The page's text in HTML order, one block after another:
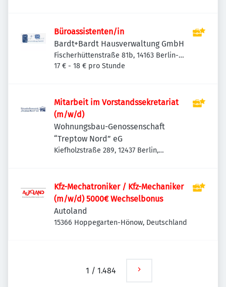
Büroassistenten/in
Bardt+Bardt Hausverwaltung GmbH
Fischerhüttenstraße 81b, 14163 Berlin-
Bezirk Steglitz-Zehlendorf, Deutschland
17 € - 18 € pro Stunde
Mitarbeit im Vorstandssekretariat
(m/w/d)
Wohnungsbau-Genossenschaft
“Treptow Nord” eG
Kiefholzstraße 289, 12437 Berlin,
Kfz-Mechatroniker / Kfz-Mechaniker
(m/w/d) 5000€ Wechselbonus
Autoland
15366 Hoppegarten-Hönow, Deutschland
1 / 1.484